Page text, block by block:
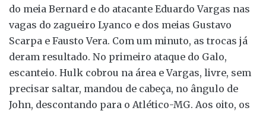
do meia Bernard e do atacante Eduardo Vargas nas
vagas do zagueiro Lyanco e dos meias Gustavo
Scarpa e Fausto Vera. Com um minuto, as trocas já
deram resultado. No primeiro ataque do Galo,
escanteio. Hulk cobrou na área e Vargas, livre, sem
precisar saltar, mandou de cabeça, no ângulo de
John, descontando para o Atlético-MG. Aos oito, os